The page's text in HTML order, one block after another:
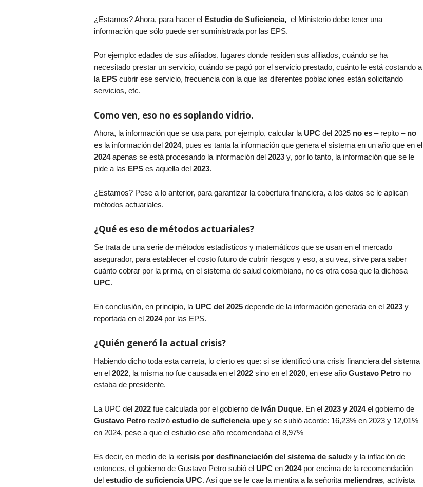
¿Estamos? Ahora, para hacer el Estudio de Suficiencia, el Ministerio debe tener una
información que sólo puede ser suministrada por las EPS.
Por ejemplo: edades de sus afiliados, lugares donde residen sus afiliados, cuándo se ha
necesitado prestar un servicio, cuándo se pagó por el servicio prestado, cuánto le está costando a
la EPS cubrir ese servicio, frecuencia con la que las diferentes poblaciones están solicitando
servicios, etc.
Como ven, eso no es soplando vidrio.
Ahora, la información que se usa para, por ejemplo, calcular la UPCdel 2025 no es – repito – no
es la información del 2024, pues es tanta la información que genera el sistema en un año que en el
2024apenas se está procesando la información del 2023 y, por lo tanto, la información que se le
pide a las EPSes aquella del 2023.
¿Estamos? Pese a lo anterior, para garantizar la cobertura financiera, a los datos se le aplican
métodos actuariales.
¿Qué es eso de métodos actuariales?
Se trata de una serie de métodos estadísticos y matemáticos que se usan en el mercado
asegurador, para establecer el costo futuro de cubrir riesgos y eso, a su vez, sirve para saber
cuánto cobrar por la prima, en el sistema de salud colombiano, no es otra cosa que la dichosa
UPC.
En conclusión, en principio, la UPC del 2025 depende de la información generada en el 2023 y
reportada en el 2024 por las EPS.
¿Quién generó la actual crisis?
Habiendo dicho toda esta carreta, lo cierto es que: si se identificó una crisis financiera del sistema
en el 2022, la misma no fue causada en el 2022 sino en el 2020, en ese año Gustavo Petrono
estaba de presidente.
La UPC del 2022fue calculada por el gobierno de Iván Duque. En el 2023 y 2024el gobierno de
Gustavo Petro realizó estudio de suficiencia upc y se subió acorde: 16,23% en 2023 y 12,01%
en 2024, pese a que el estudio ese año recomendaba el 8,97%
Es decir, en medio de la «crisis por desfinanciación del sistema de salud» y la inflación de
entonces, el gobierno de Gustavo Petro subió el UPC en 2024por encima de la recomendación
del estudio de suficiencia UPC. Así que se le cae la mentira a la señorita meliendras, activista